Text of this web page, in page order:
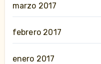
marzo 2017
febrero 2017
enero 2017